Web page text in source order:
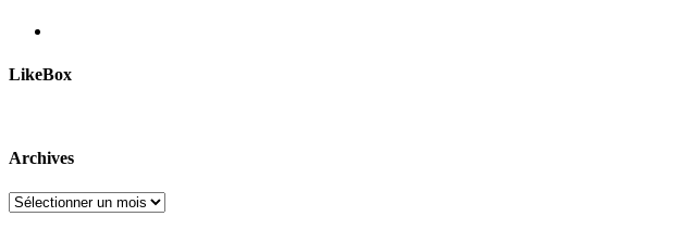
LikeBox
Archives
Archives